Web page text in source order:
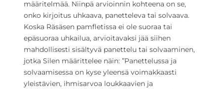
määritelmää. Niinpä arvioinnin kohteena on se,
onko kirjoitus uhkaava, panetteleva tai solvaava.
Koska Räsäsen pamfletissa ei ole suoraa tai
epäsuoraa uhkailua, arvioitavaksi jää siihen
mahdollisesti sisältyvä panettelu tai solvaaminen,
jotka Silen määrittelee näin: ”Panettelussa ja
solvaamisessa on kyse yleensä voimakkaasti
yleistävien, ihmisarvoa loukkaavien ja